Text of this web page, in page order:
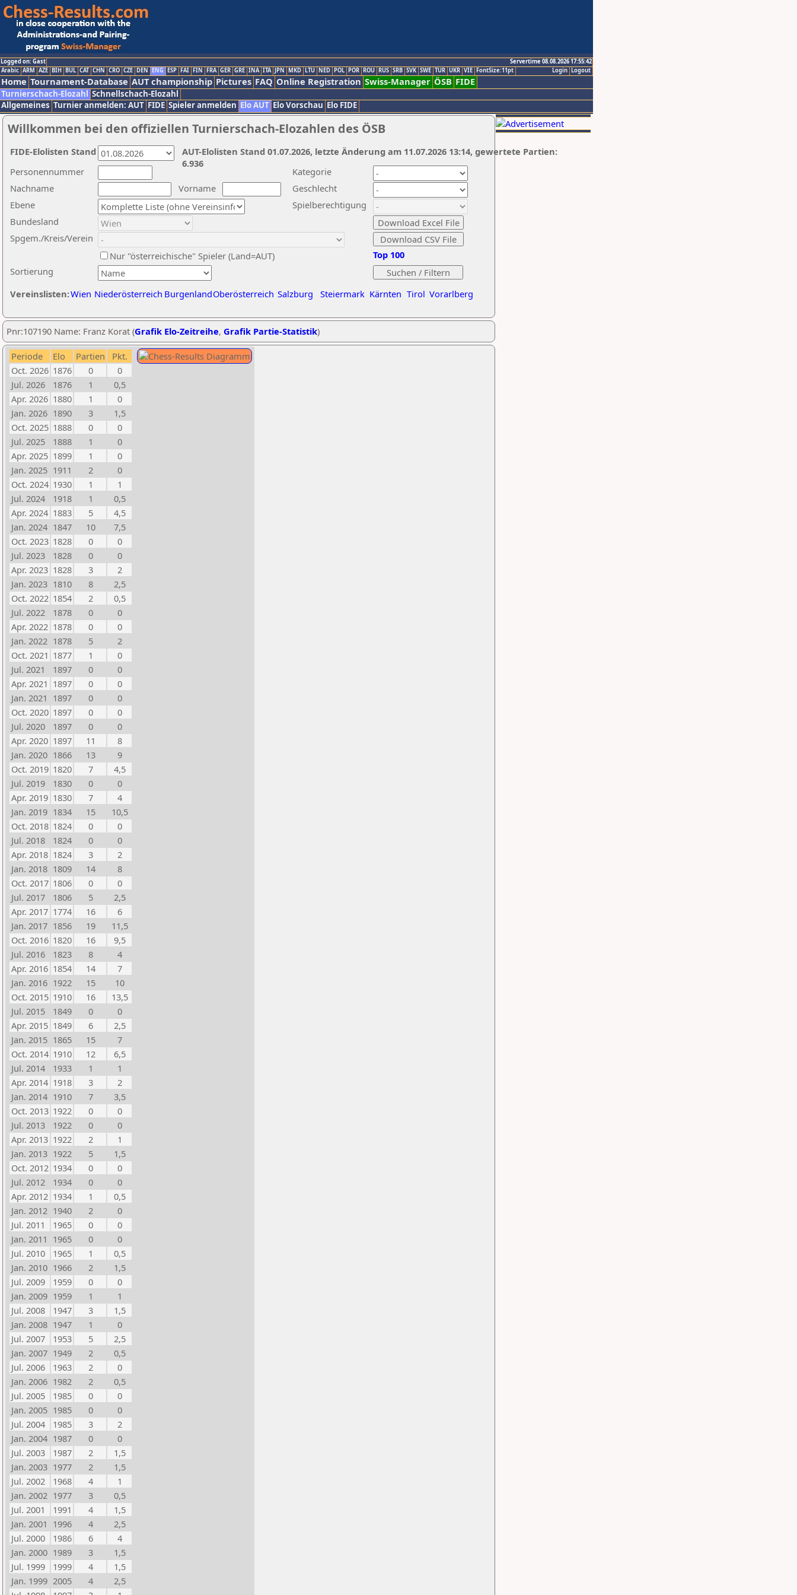
Logged on: Gast
Servertime 08.08.2026 17:55:42
Logout
Login
Arabic ARM AZE BIH BUL CAT CHN CRO CZE DEN ENG ESP FAI FIN FRA GER GRE INA ITA JPN MKD LTU NED POL POR ROU RUS SRB SVK SWE TUR UKR VIE FontSize:11pt
Home Tournament-Database AUT championship Pictures FAQ Online Registration Swiss-Manager ÖSB FIDE
Turnierschach-Elozahl Schnellschach-Elozahl
Allgemeines Turnier anmelden: AUT FIDE Spieler anmelden Elo AUT Elo Vorschau Elo FIDE
Willkommen bei den offiziellen Turnierschach-Elozahlen des ÖSB
Nachname
Vorname
Ebene
Kategorie
Sortierung
Personennummer
Bundesland
Spgem./Kreis/Verein
Geschlecht
Nur "österreichische" Spieler (Land=AUT)
Spielberechtigung
Vereinslisten:Wien Niederösterreich BurgenlandOberösterreich Salzburg Steiermark Kärnten Tirol Vorarlberg
Top 100
AUT-Elolisten Stand 01.07.2026, letzte Änderung am 11.07.2026 13:14, gewertete Partien:
6.936
FIDE-Elolisten Stand
Pnr:107190 Name: Franz Korat (Grafik Elo-Zeitreihe, Grafik Partie-Statistik)
Periode Elo Partien
Pkt.
Oct. 2026 1876 0
0
Jul. 2026
1876 1
0,5
Apr. 2026 1880 1
0
Jan. 2026 1890 3
1,5
Oct. 2025 1888 0
0
Jul. 2025
1888 1
0
Apr. 2025 1899 1
0
Jan. 2025 1911 2
0
Oct. 2024 1930 1
1
Jul. 2024
1918 1
0,5
Apr. 2024 1883 5
4,5
Jan. 2024 1847 10
7,5
Oct. 2023 1828 0
0
Jul. 2023
1828 0
0
Apr. 2023 1828 3
2
Jan. 2023 1810 8
2,5
Oct. 2022 1854 2
0,5
Jul. 2022
1878 0
0
Apr. 2022 1878 0
0
Jan. 2022 1878 5
2
Oct. 2021 1877 1
0
Jul. 2021
1897 0
0
Apr. 2021 1897 0
0
Jan. 2021 1897 0
0
Oct. 2020 1897 0
0
Jul. 2020
1897 0
0
Apr. 2020 1897 11
8
Jan. 2020 1866 13
9
Oct. 2019 1820 7
4,5
Jul. 2019
1830 0
0
Apr. 2019 1830 7
4
Jan. 2019 1834 15
10,5
Oct. 2018 1824 0
0
Jul. 2018
1824 0
0
Apr. 2018 1824 3
2
Jan. 2018 1809 14
8
Oct. 2017 1806 0
0
Jul. 2017
1806 5
2,5
Apr. 2017 1774 16
6
Jan. 2017 1856 19
11,5
Oct. 2016 1820 16
9,5
Jul. 2016
1823 8
4
Apr. 2016 1854 14
7
Jan. 2016 1922 15
10
Oct. 2015 1910 16
13,5
Jul. 2015
1849 0
0
Apr. 2015 1849 6
2,5
Jan. 2015 1865 15
7
Oct. 2014 1910 12
6,5
Jul. 2014
1933 1
1
Apr. 2014 1918 3
2
Jan. 2014 1910 7
3,5
Oct. 2013 1922 0
0
Jul. 2013
1922 0
0
Apr. 2013 1922 2
1
Jan. 2013 1922 5
1,5
Oct. 2012 1934 0
0
Jul. 2012
1934 0
0
Apr. 2012 1934 1
0,5
Jan. 2012 1940 2
0
Jul. 2011
1965 0
0
Jan. 2011 1965 0
0
Jul. 2010
1965 1
0,5
Jan. 2010 1966 2
1,5
Jul. 2009
1959 0
0
Jan. 2009 1959 1
1
Jul. 2008
1947 3
1,5
Jan. 2008 1947 1
0
Jul. 2007
1953 5
2,5
Jan. 2007 1949 2
0,5
Jul. 2006
1963 2
0
Jan. 2006 1982 2
0,5
Jul. 2005
1985 0
0
Jan. 2005 1985 0
0
Jul. 2004
1985 3
2
Jan. 2004 1987 0
0
Jul. 2003
1987 2
1,5
Jan. 2003 1977 2
1,5
Jul. 2002
1968 4
1
Jan. 2002 1977 3
0,5
Jul. 2001
1991 4
1,5
Jan. 2001 1996 4
2,5
Jul. 2000
1986 6
4
Jan. 2000 1989 3
1,5
Jul. 1999
1999 4
1,5
Jan. 1999 2005 4
2,5